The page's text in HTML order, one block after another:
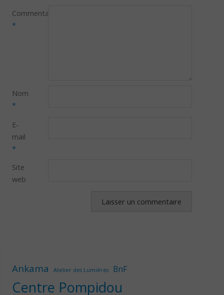
Commentaire
*
Nom
*
E-
mail
*
Site
web
Ankama Atelier des Lumières BnF
Centre Pompidou